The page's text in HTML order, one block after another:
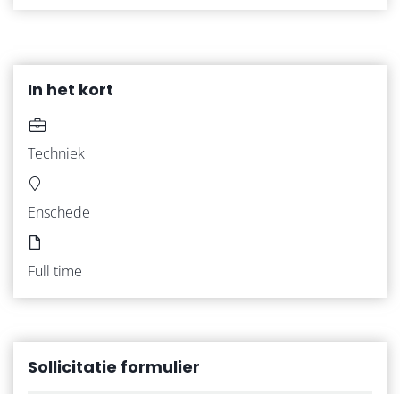
WERKNEMERS
In het kort
Techniek
Enschede
Full time
Sollicitatie formulier